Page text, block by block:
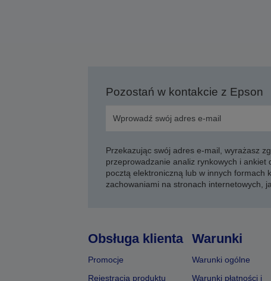
Pozostań w kontakcie z Epson
Przekazując swój adres e-mail, wyrażasz
przeprowadzanie analiz rynkowych i ankiet
pocztą elektroniczną lub w innych formach
zachowaniami na stronach internetowych,
Obsługa klienta
Promocje
Rejestracja produktu
Warunki
Warunki ogólne
Warunki płatności i